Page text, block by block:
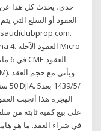
حدى، يحدث كل هذا عن
العقود أو السلع التي
الهجرة هذا أنجبت
على بيع كمية ثابتة من
في شراء العقد. ما هو